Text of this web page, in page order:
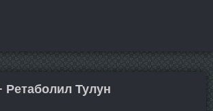
Ретаболил Тулун